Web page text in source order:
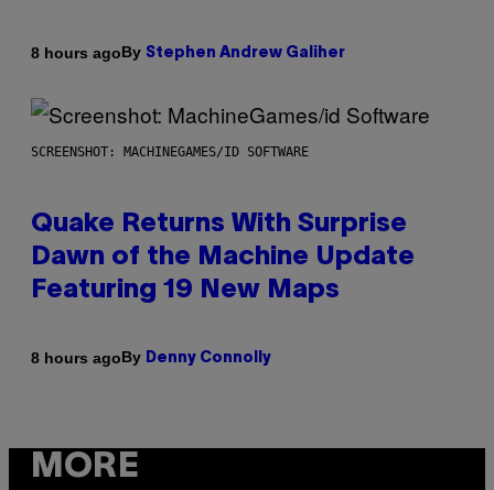
8 hours agoBy Stephen Andrew Galiher
SCREENSHOT: MACHINEGAMES/ID SOFTWARE
Quake Returns With Surprise
Dawn of the Machine Update
Featuring 19 New Maps
8 hours agoBy Denny Connolly
MORE